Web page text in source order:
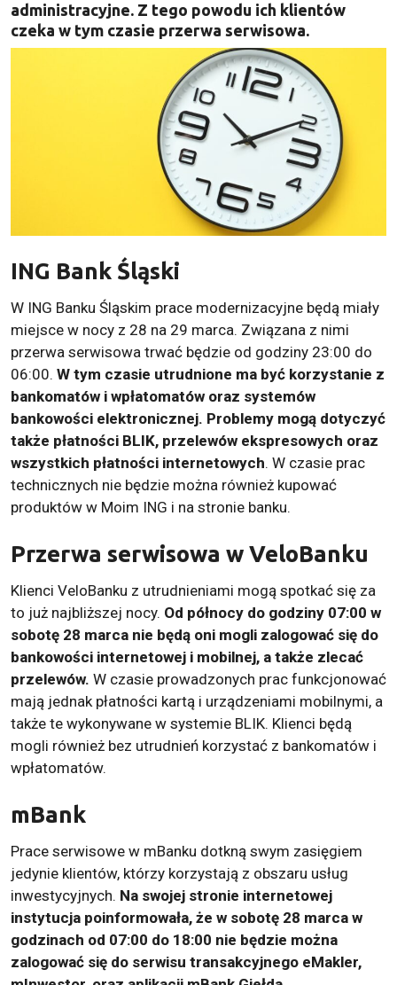
administracyjne. Z tego powodu ich klientów
czeka w tym czasie przerwa serwisowa.
ING Bank Śląski
W ING Banku Śląskim prace modernizacyjne będą miały
miejsce w nocy z 28 na 29 marca. Związana z nimi
przerwa serwisowa trwać będzie od godziny 23:00 do
06:00. W tym czasie utrudnione ma być korzystanie z
bankomatów i wpłatomatów oraz systemów
bankowości elektronicznej. Problemy mogą dotyczyć
także płatności BLIK, przelewów ekspresowych oraz
wszystkich płatności internetowych. W czasie prac
technicznych nie będzie można również kupować
produktów w Moim ING i na stronie banku.
Przerwa serwisowa w VeloBanku
Klienci VeloBanku z utrudnieniami mogą spotkać się za
to już najbliższej nocy. Od północy do godziny 07:00 w
sobotę 28 marca nie będą oni mogli zalogować się do
bankowości internetowej i mobilnej, a także zlecać
przelewów. W czasie prowadzonych prac funkcjonować
mają jednak płatności kartą i urządzeniami mobilnymi, a
także te wykonywane w systemie BLIK. Klienci będą
mogli również bez utrudnień korzystać z bankomatów i
wpłatomatów.
mBank
Prace serwisowe w mBanku dotkną swym zasięgiem
jedynie klientów, którzy korzystają z obszaru usług
inwestycyjnych. Na swojej stronie internetowej
instytucja poinformowała, że w sobotę 28 marca w
godzinach od 07:00 do 18:00 nie będzie można
zalogować się do serwisu transakcyjnego eMakler,